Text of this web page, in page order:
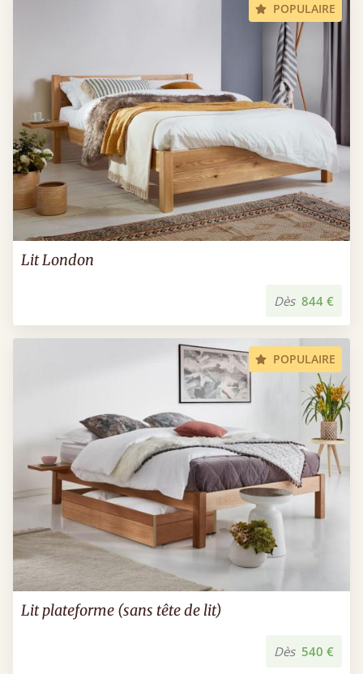
POPULAIRE
Lit London
Dès 844 €
POPULAIRE
Lit plateforme (sans tête de lit)
Dès 540 €